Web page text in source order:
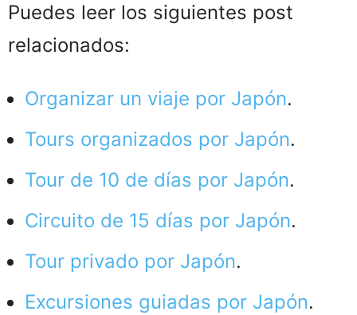
Puedes leer los siguientes post
relacionados:
Organizar un viaje por Japón.
Tours organizados por Japón.
Tour de 10 de días por Japón.
Circuito de 15 días por Japón.
Tour privado por Japón.
Excursiones guiadas por Japón.